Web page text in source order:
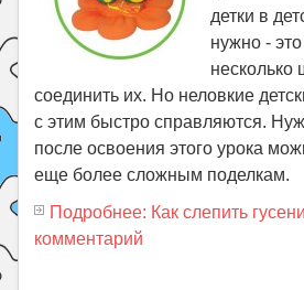
детки в
нужно -
несколько
соединить их. Но неловкие
с этим быстро справляются.
после освоения этого урока
еще более сложным поделкам.
Подробнее: Как слепить
комментарий